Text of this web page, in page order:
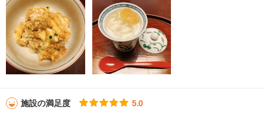
施設の満足度 5.0